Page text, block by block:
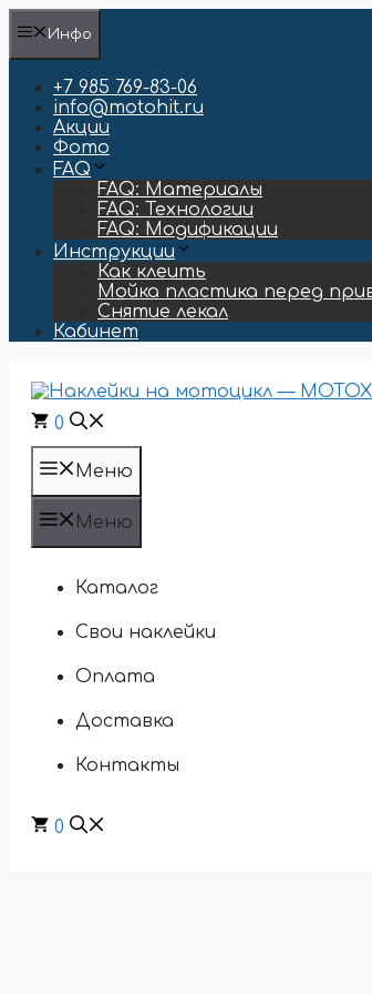
Перейти
содержимому
Инфо
+7 985 769-83-06
info@motohit.ru
Акции
Фото
FAQ
FAQ: Материалы
FAQ: Технологии
FAQ: Модификации
Инструкции
Как клеить
Мойка пластика перед
Снятие лекал
Кабинет
0
Меню
Меню
Каталог
Свои наклейки
Оплата
Доставка
Контакты
0